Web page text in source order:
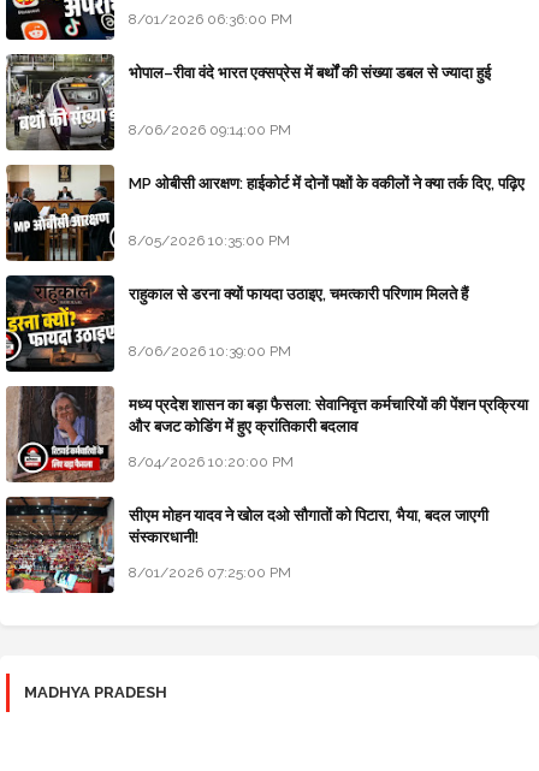
8/01/2026 06:36:00 PM
भोपाल–रीवा वंदे भारत एक्सप्रेस में बर्थों की संख्या डबल से ज्यादा हुई
8/06/2026 09:14:00 PM
MP ओबीसी आरक्षण: हाईकोर्ट में दोनों पक्षों के वकीलों ने क्या तर्क दिए, पढ़िए
8/05/2026 10:35:00 PM
राहुकाल से डरना क्यों फायदा उठाइए, चमत्कारी परिणाम मिलते हैं
8/06/2026 10:39:00 PM
मध्य प्रदेश शासन का बड़ा फैसला: सेवानिवृत्त कर्मचारियों की पेंशन प्रक्रिया
और बजट कोडिंग में हुए क्रांतिकारी बदलाव
8/04/2026 10:20:00 PM
सीएम मोहन यादव ने खोल दओ सौगातों को पिटारा, भैया, बदल जाएगी
संस्कारधानी!
8/01/2026 07:25:00 PM
MADHYA PRADESH